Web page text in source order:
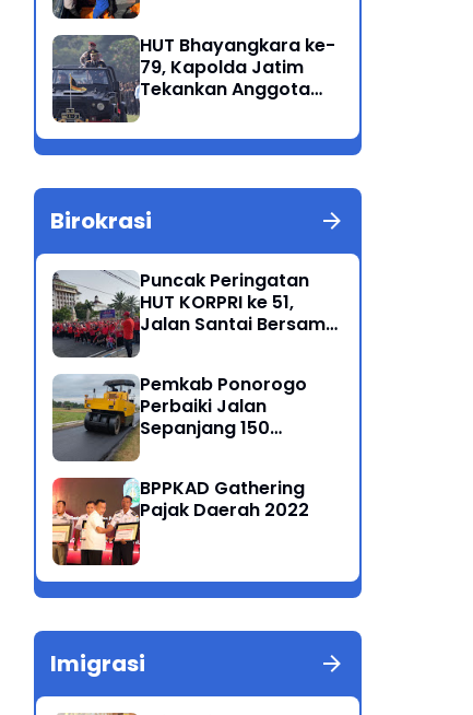
Korban Meninggal di
Perairan Lekok
HUT Bhayangkara ke-
79, Kapolda Jatim
Tekankan Anggota
Profesional Polri
Birokrasi
Puncak Peringatan
HUT KORPRI ke 51,
Jalan Santai Bersama
Pemkab Ponorogo
Perbaiki Jalan
Sepanjang 150
BPPKAD Gathering
Pajak Daerah 2022
Imigrasi